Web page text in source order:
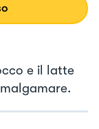
e il latte